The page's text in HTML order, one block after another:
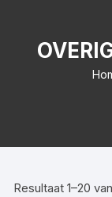
Resultaat 1–20